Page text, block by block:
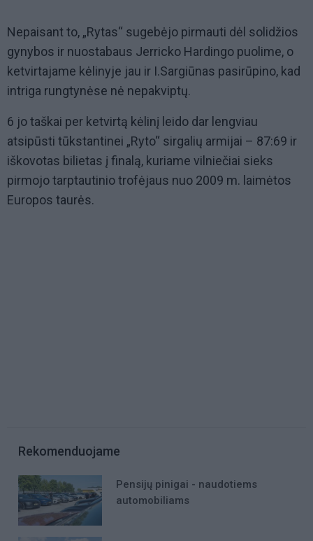
Nepaisant to, „Rytas“ sugebėjo pirmauti dėl solidžios
gynybos ir nuostabaus Jerricko Hardingo puolime, o
ketvirtajame kėlinyje jau ir I.Sargiūnas pasirūpino, kad
intriga rungtynėse nė nepakviptų.
6 jo taškai per ketvirtą kėlinį leido dar lengviau
atsipūsti tūkstantinei „Ryto“ sirgalių armijai – 87:69 ir
iškovotas bilietas į finalą, kuriame vilniečiai sieks
pirmojo tarptautinio trofėjaus nuo 2009 m. laimėtos
Europos taurės.
Rekomenduojame
Pensijų pinigai - naudotiems
automobiliams